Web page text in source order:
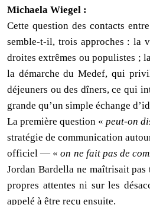
Michaela Wiegel :
Cette question des contacts
semble-t-il, trois approches : la
droites extrêmes ou populistes ;
la démarche du Medef, qui
déjeuners ou des dîners, ce qui
grande qu’un simple échange
La première question «peut-on
stratégie de communication
officiel — «on ne fait pas de
Jordan Bardella ne maîtrisait
propres attentes ni sur les
appelé à être reçu ensuite.